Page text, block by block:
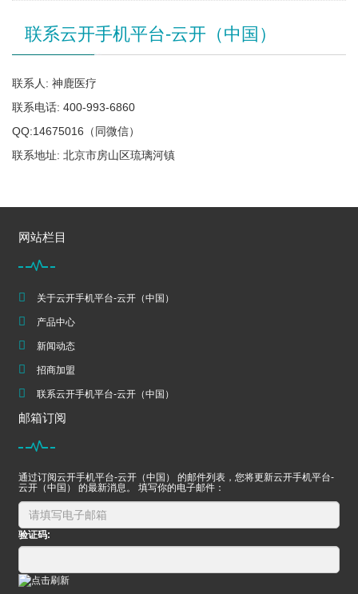
联系云开手机平台-云开（中国）
联系人: 神鹿医疗
联系电话: 400-993-6860
QQ:14675016（同微信）
联系地址: 北京市房山区琉璃河镇
网站栏目
关于云开手机平台-云开（中国）
产品中心
新闻动态
招商加盟
联系云开手机平台-云开（中国）
邮箱订阅
通过订阅云开手机平台-云开（中国） 的邮件列表，您将更新云开手机平台-
云开（中国） 的最新消息。 填写你的电子邮件：
验证码: